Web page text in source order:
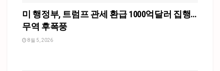
미 행정부, 트럼프 관세 환급 1000억달러 집행…
무역 후폭풍
8월 5, 2026